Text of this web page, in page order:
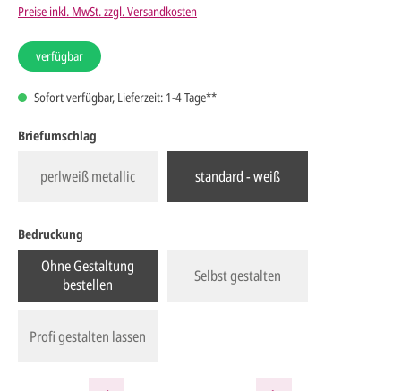
Preise inkl. MwSt. zzgl. Versandkosten
verfügbar
Sofort verfügbar, Lieferzeit: 1-4 Tage**
Briefumschlag
perlweiß metallic standard - weiß
Bedruckung
Ohne Gestaltung
bestellen
Selbst gestalten
Profi gestalten lassen